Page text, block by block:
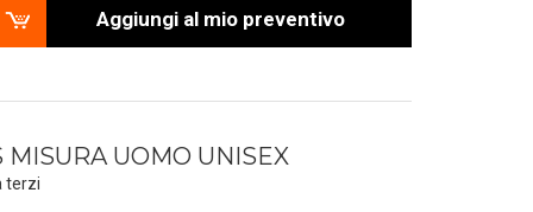
Aggiungi al mio preventivo
UOMO UNISEX
terzi